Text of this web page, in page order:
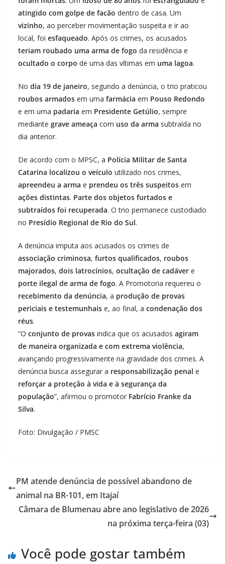
atingido com golpe de facão dentro de casa. Um
vizinho, ao perceber movimentação suspeita e ir ao
local, foi esfaqueado. Após os crimes, os acusados
teriam roubado uma arma de fogo da residência e
ocultado o corpo de uma das vítimas em uma lagoa.
No dia 19 de janeiro, segundo a denúncia, o trio praticou
roubos armados em uma farmácia em Pouso Redondo
e em uma padaria em Presidente Getúlio, sempre
mediante grave ameaça com uso da arma subtraída no
dia anterior.
De acordo com o MPSC, a Polícia Militar de Santa
Catarina localizou o veículo utilizado nos crimes,
apreendeu a arma e prendeu os três suspeitos em
ações distintas. Parte dos objetos furtados e
subtraídos foi recuperada. O trio permanece custodiado
no Presídio Regional de Rio do Sul.
A denúncia imputa aos acusados os crimes de
associação criminosa, furtos qualificados, roubos
majorados, dois latrocínios, ocultação de cadáver e
porte ilegal de arma de fogo. A Promotoria requereu o
recebimento da denúncia, a produção de provas
periciais e testemunhais e, ao final, a condenação dos
réus.
“O conjunto de provas indica que os acusados agiram
de maneira organizada e com extrema violência,
avançando progressivamente na gravidade dos crimes. A
denúncia busca assegurar a responsabilização penal e
reforçar a proteção à vida e à segurança da
população”, afirmou o promotor Fabrício Franke da
Silva.
Foto: Divulgação / PMSC
PM atende denúncia de possível abandono de
animal na BR-101, em Itajaí
Câmara de Blumenau abre ano legislativo de 2026
na próxima terça-feira (03)
Você pode gostar também